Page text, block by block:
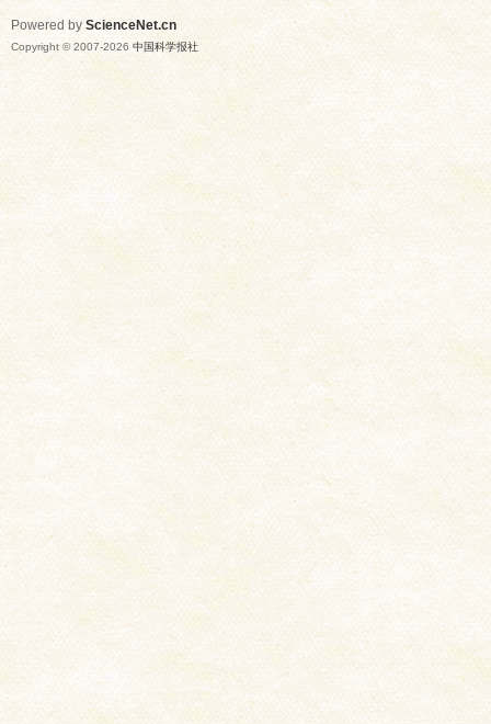
Powered by ScienceNet.cn
Copyright © 2007-2026 中国科学报社